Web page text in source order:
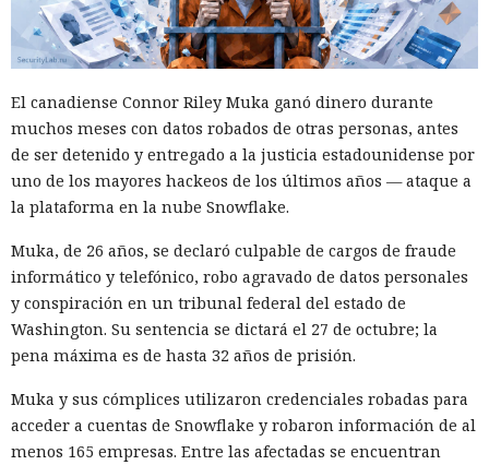
El canadiense Connor Riley Muka ganó dinero durante
muchos meses con datos robados de otras personas, antes
de ser detenido y entregado a la justicia estadounidense por
uno de los mayores hackeos de los últimos años — ataque a
la plataforma en la nube Snowflake.
Muka, de 26 años, se declaró culpable de cargos de fraude
informático y telefónico, robo agravado de datos personales
y conspiración en un tribunal federal del estado de
Washington. Su sentencia se dictará el 27 de octubre; la
pena máxima es de hasta 32 años de prisión.
Muka y sus cómplices utilizaron credenciales robadas para
acceder a cuentas de Snowflake y robaron información de al
menos 165 empresas. Entre las afectadas se encuentran